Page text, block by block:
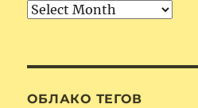
Архив
ОБЛАКО ТЕГОВ